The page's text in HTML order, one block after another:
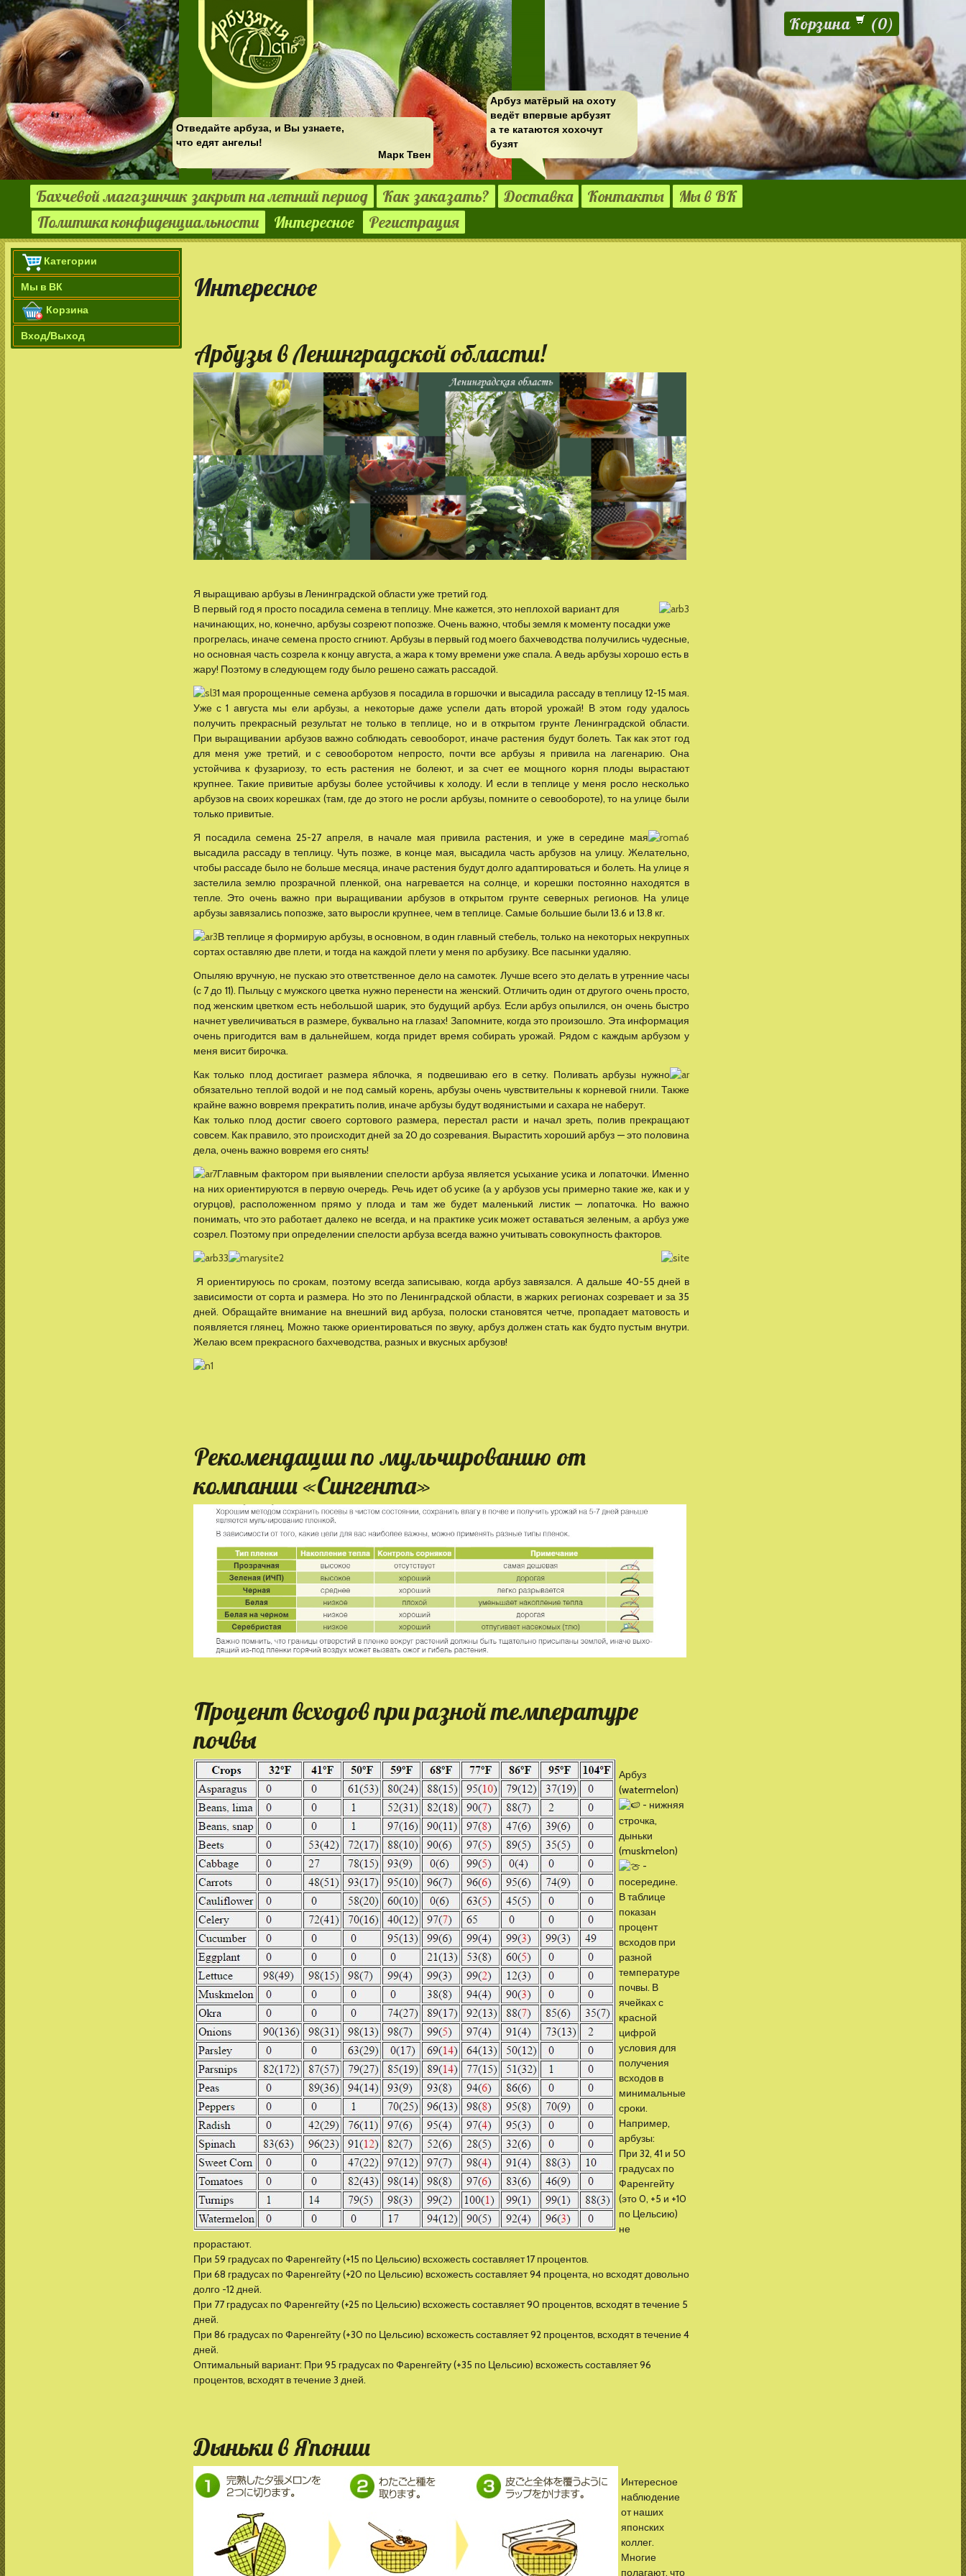
Арбуз матёрый на охоту
ведёт впервые арбузят
а те катаются хохочут
бузят
Отведайте арбуза, и Вы узнаете,
что едят ангелы!
Марк Твен
Корзина (0)
Бахчевой магазинчик закрыт на летний период Как заказать? Доставка Контакты
Мы в ВК
Политика конфиденциальности
Интересное Регистрация
Категории
Мы в ВК
Корзина
Вход/Выход
Интересное
Арбузы в Ленинградской области!
Я выращиваю арбузы в Ленинградской области уже третий год.
В первый год я просто посадила семена в теплицу. Мне кажется, это неплохой вариант для
начинающих, но, конечно, арбузы созреют попозже. Очень важно, чтобы земля к моменту посадки уже
прогрелась, иначе семена просто сгниют. Арбузы в первый год моего бахчеводства получились чудесные,
но основная часть созрела к концу августа, а жара к тому времени уже спала. А ведь арбузы хорошо есть в
жару! Поэтому в следующем году было решено сажать рассадой.
1 мая пророщенные семена арбузов я посадила в горшочки и высадила рассаду в теплицу 12-15 мая.
Уже с 1 августа мы ели арбузы, а некоторые даже успели дать второй урожай! В этом году удалось
получить прекрасный результат не только в теплице, но и в открытом грунте Ленинградской области.
При выращивании арбузов важно соблюдать севооборот, иначе растения будут болеть. Так как этот год
для меня уже третий, и с севооборотом непросто, почти все арбузы я привила на лагенарию. Она
устойчива к фузариозу, то есть растения не болеют, и за счет ее мощного корня плоды вырастают
крупнее. Такие привитые арбузы более устойчивы к холоду. И если в теплице у меня росло несколько
арбузов на своих корешках (там, где до этого не росли арбузы, помните о севообороте), то на улице были
только привитые.
Я посадила семена 25-27 апреля, в начале мая привила растения, и уже в середине мая
высадила рассаду в теплицу. Чуть позже, в конце мая, высадила часть арбузов на улицу. Желательно,
чтобы рассаде было не больше месяца, иначе растения будут долго адаптироваться и болеть. На улице я
застелила землю прозрачной пленкой, она нагревается на солнце, и корешки постоянно находятся в
тепле. Это очень важно при выращивании арбузов в открытом грунте северных регионов. На улице
арбузы завязались попозже, зато выросли крупнее, чем в теплице. Самые большие были 13.6 и 13.8 кг.
В теплице я формирую арбузы, в основном, в один главный стебель, только на некоторых некрупных
сортах оставляю две плети, и тогда на каждой плети у меня по арбузику. Все пасынки удаляю.
Опыляю вручную, не пускаю это ответственное дело на самотек. Лучше всего это делать в утренние часы
(с 7 до 11). Пыльцу с мужского цветка нужно перенести на женский. Отличить один от другого очень просто,
под женским цветком есть небольшой шарик, это будущий арбуз. Если арбуз опылился, он очень быстро
начнет увеличиваться в размере, буквально на глазах! Запомните, когда это произошло. Эта информация
очень пригодится вам в дальнейшем, когда придет время собирать урожай. Рядом с каждым арбузом у
меня висит бирочка.
Как только плод достигает размера яблочка, я подвешиваю его в сетку. Поливать арбузы нужно
обязательно теплой водой и не под самый корень, арбузы очень чувствительны к корневой гнили. Также
крайне важно вовремя прекратить полив, иначе арбузы будут водянистыми и сахара не наберут.
Как только плод достиг своего сортового размера, перестал расти и начал зреть, полив прекращают
совсем. Как правило, это происходит дней за 20 до созревания. Вырастить хороший арбуз — это половина
дела, очень важно вовремя его снять!
Главным фактором при выявлении спелости арбуза является усыхание усика и лопаточки. Именно
на них ориентируются в первую очередь. Речь идет об усике (а у арбузов усы примерно такие же, как и у
огурцов), расположенном прямо у плода и там же будет маленький листик — лопаточка. Но важно
понимать, что это работает далеко не всегда, и на практике усик может оставаться зеленым, а арбуз уже
созрел. Поэтому при определении спелости арбуза всегда важно учитывать совокупность факторов.
Я ориентируюсь по срокам, поэтому всегда записываю, когда арбуз завязался. А дальше 40-55 дней в
зависимости от сорта и размера. Но это по Ленинградской области, в жарких регионах созревает и за 35
дней. Обращайте внимание на внешний вид арбуза, полоски становятся четче, пропадает матовость и
появляется глянец. Можно также ориентироваться по звуку, арбуз должен стать как будто пустым внутри.
Желаю всем прекрасного бахчеводства, разных и вкусных арбузов!
Рекомендации по мульчированию от
компании «Сингента»
Процент всходов при разной температуре
почвы
Арбуз
(watermelon)
- нижняя
строчка,
дыньки
(muskmelon)
-
посередине.
В таблице
показан
процент
всходов при
разной
температуре
почвы. В
ячейках с
красной
цифрой
условия для
получения
всходов в
минимальные
сроки.
Например,
арбузы:
При 32, 41 и 50
градусах по
Фаренгейту
(это 0, +5 и +10
по Цельсию)
не
прорастают.
При 59 градусах по Фаренгейту (+15 по Цельсию) всхожесть составляет 17 процентов.
При 68 градусах по Фаренгейту (+20 по Цельсию) всхожесть составляет 94 процента, но всходят довольно
долго -12 дней.
При 77 градусах по Фаренгейту (+25 по Цельсию) всхожесть составляет 90 процентов, всходят в течение 5
дней.
При 86 градусах по Фаренгейту (+30 по Цельсию) всхожесть составляет 92 процентов, всходят в течение 4
дней.
Оптимальный вариант: При 95 градусах по Фаренгейту (+35 по Цельсию) всхожесть составляет 96
процентов, всходят в течение 3 дней.
Дыньки в Японии
Интересное
наблюдение
от наших
японских
коллег.
Многие
полагают, что